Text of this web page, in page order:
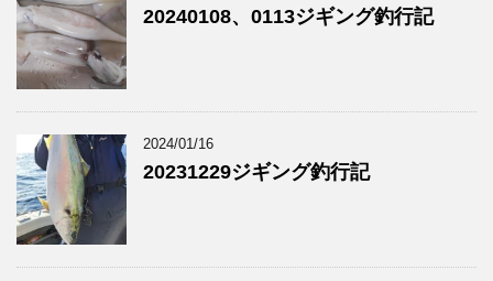
20240108、0113ジギング釣行記
2024/01/16
20231229ジギング釣行記